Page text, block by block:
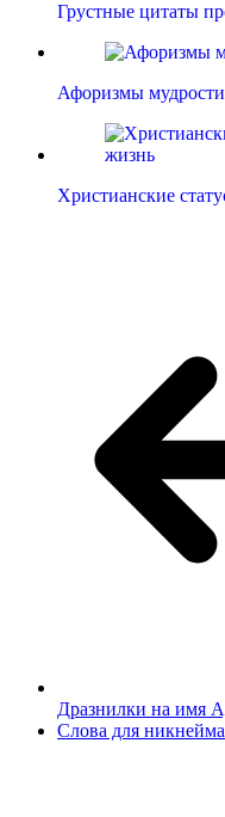
Грустные цитаты
Афоризмы мудрости
Христианские
Дразнилки на имя
Слова для никнейма